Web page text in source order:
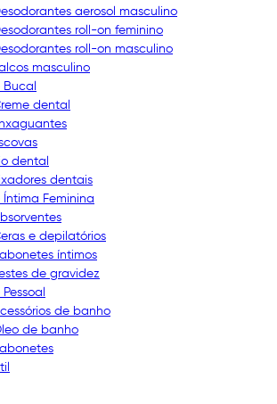
aerosol masculino
roll-on feminino
roll-on masculino
masculino
Bucal
dental
dental
dentais
Íntima Feminina
e depilatórios
íntimos
de gravidez
de banho
de banho